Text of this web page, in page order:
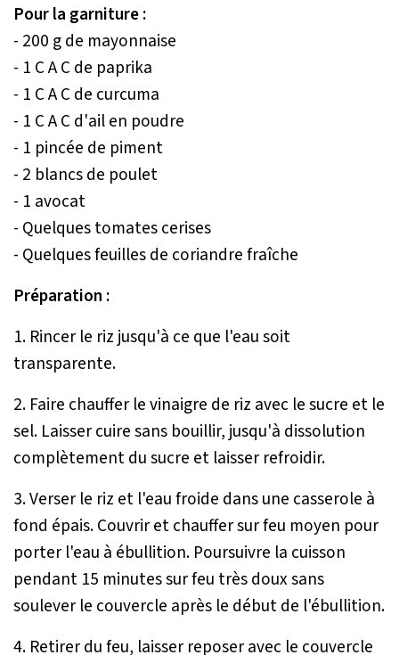
Pour la garniture :
- 200 g de mayonnaise
- 1 C A C de paprika
- 1 C A C de curcuma
- 1 C A C d'ail en poudre
- 1 pincée de piment
- 2 blancs de poulet
- 1 avocat
- Quelques tomates cerises
- Quelques feuilles de coriandre fraîche
Préparation :
1. Rincer le riz jusqu'à ce que l'eau soit
transparente.
2. Faire chauffer le vinaigre de riz avec le sucre et le
sel. Laisser cuire sans bouillir, jusqu'à dissolution
complètement du sucre et laisser refroidir.
3. Verser le riz et l'eau froide dans une casserole à
fond épais. Couvrir et chauffer sur feu moyen pour
porter l'eau à ébullition. Poursuivre la cuisson
pendant 15 minutes sur feu très doux sans
soulever le couvercle après le début de l'ébullition.
4. Retirer du feu, laisser reposer avec le couvercle